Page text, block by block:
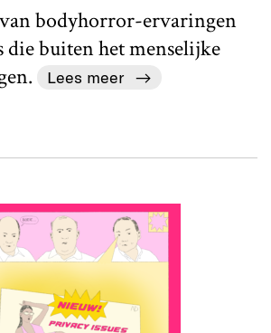
bodyhorror-ervaringen
die buiten het menselijke
Lees meer